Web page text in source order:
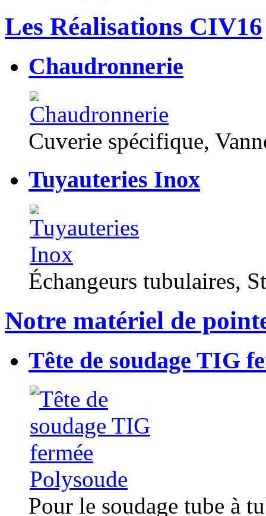
Les Réalisations CIV16
Chaudronnerie
Cuverie spécifique,
Tuyauteries Inox
Échangeurs tubulaires,
Notre matériel de
Tête de soudage TIG
Pour le soudage tube à